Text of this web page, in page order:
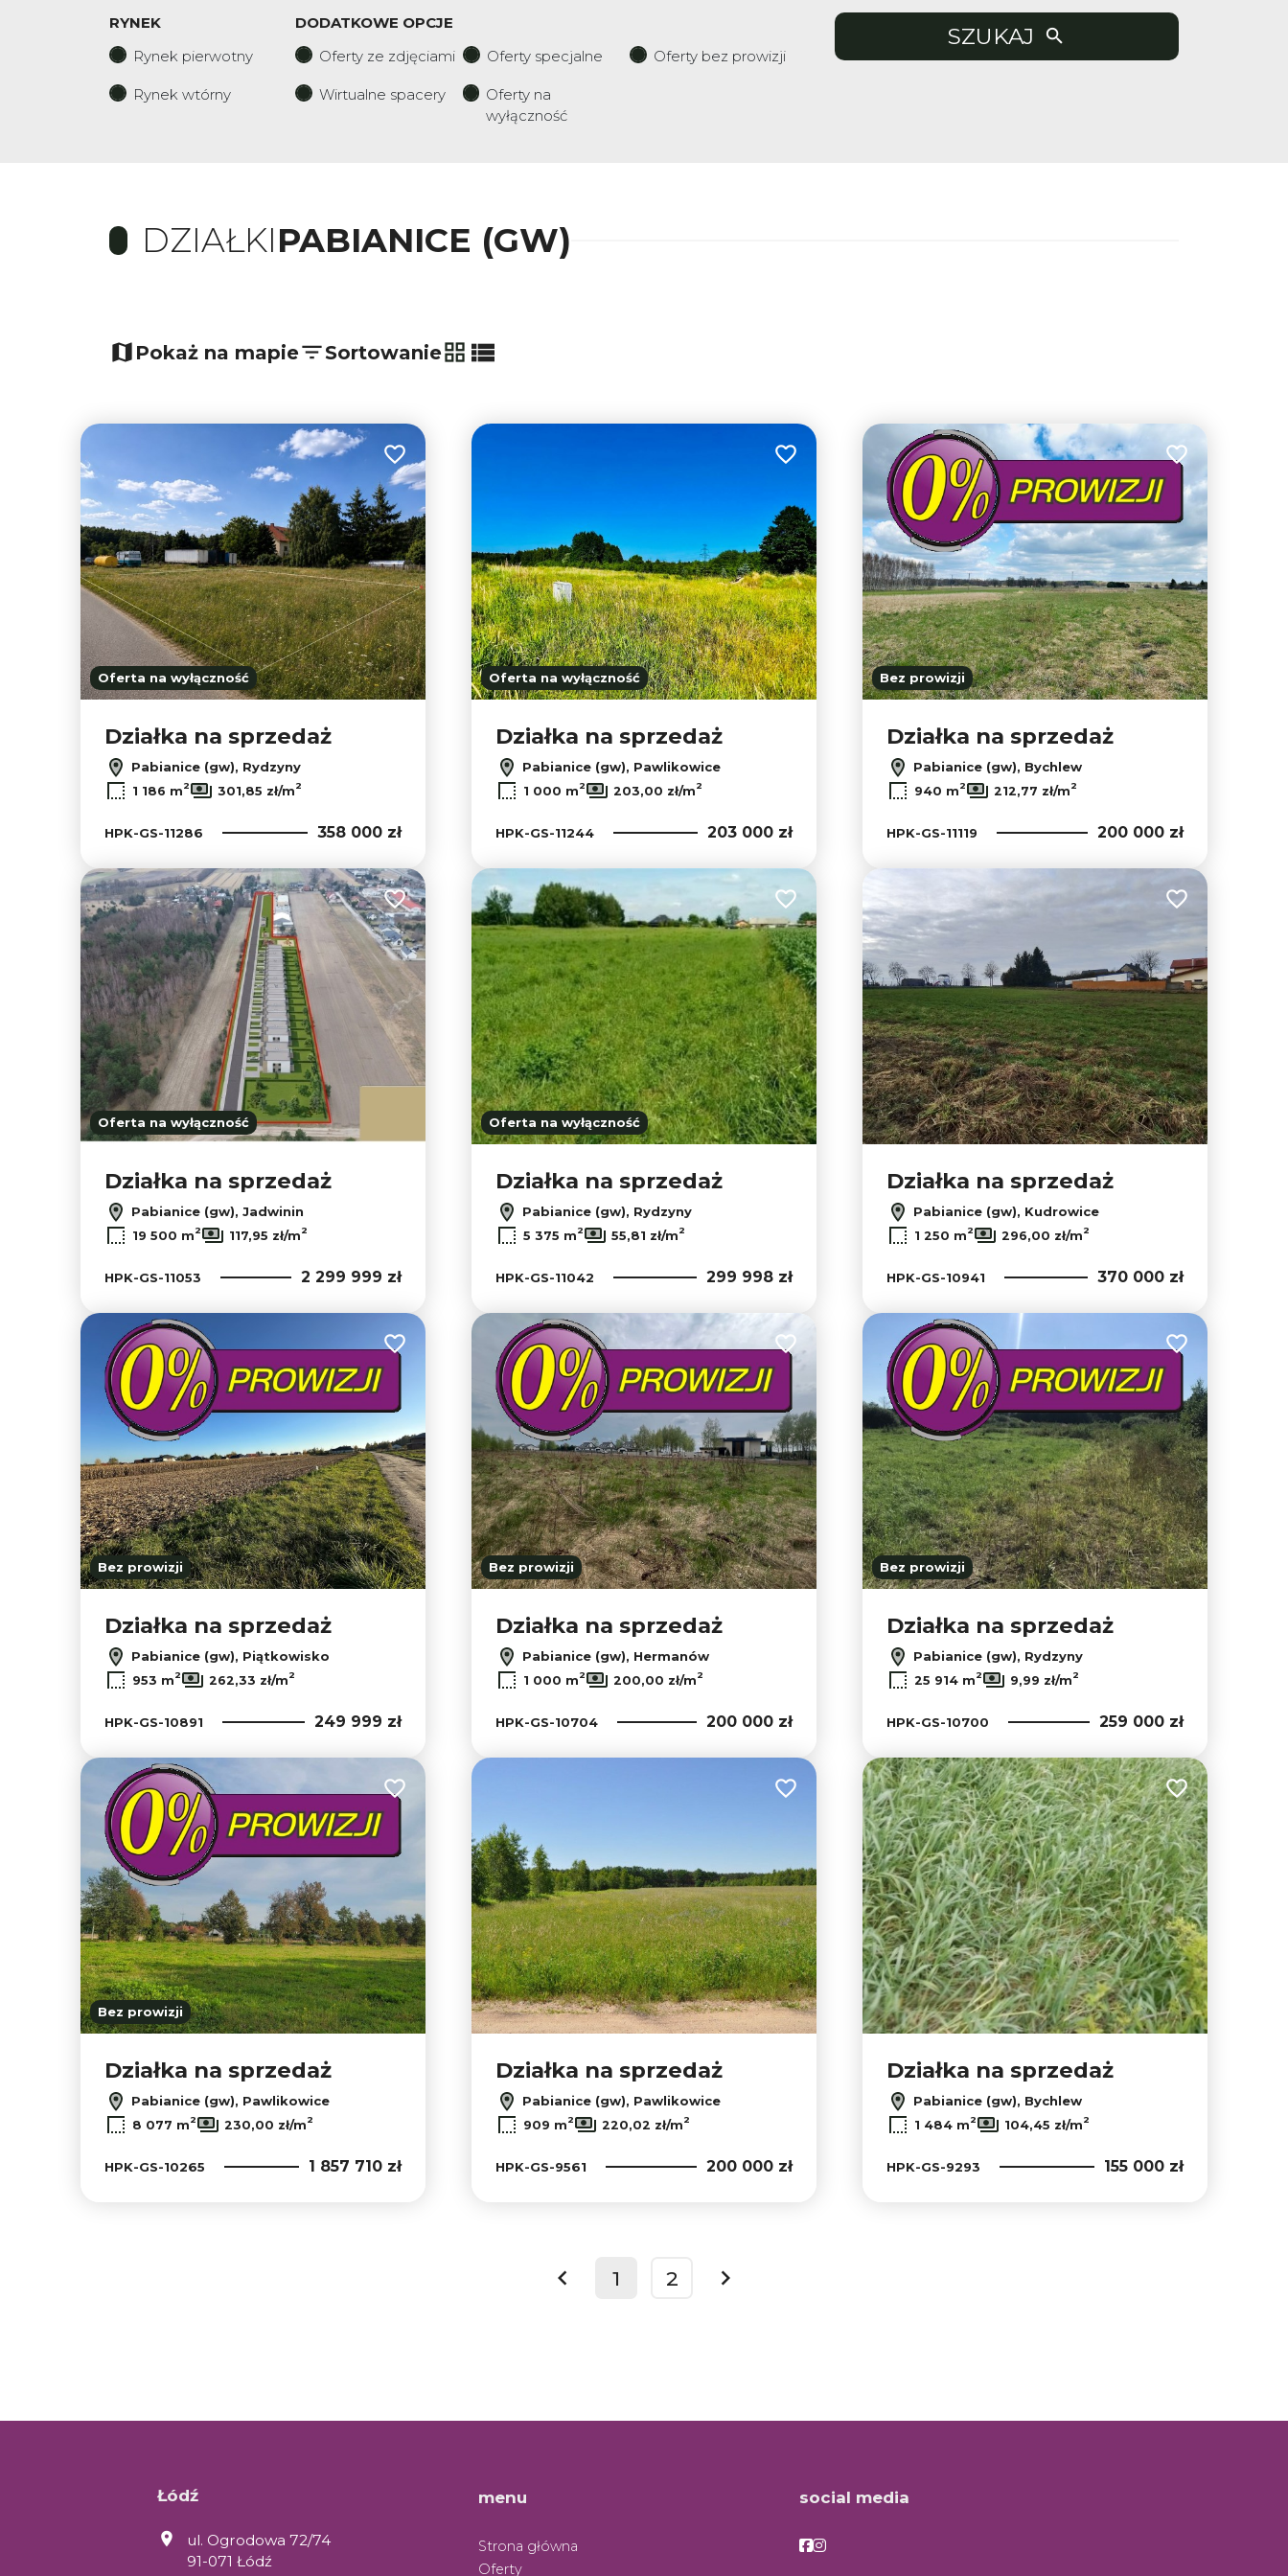
RYNEK
Rynek pierwotny
Rynek wtórny
DODATKOWE OPCJE
Oferty ze zdjęciami
Oferty specjalne Oferty bez prowizji
Wirtualne spacery
Oferty na
wyłączność
SZUKAJ
DZIAŁKIPABIANICE (GW)
2
2
3
−
Leaflet|© OpenMapTiles© OpenStreetMap contributors
Pokaż na mapie Sortowanie
tabela
lista
Oferta na wyłączność
Dodaj do ulubionych
Działka na sprzedaż
Pabianice (gw), Rydzyny
1 186 m2 301,85 zł/m2
HPK-GS-11286 358 000 zł
Oferta na wyłączność
Dodaj do ulubionych
Działka na sprzedaż
Pabianice (gw), Pawlikowice
1 000 m2 203,00 zł/m2
HPK-GS-11244 203 000 zł
Bez prowizji
Dodaj do
Działka na sprzedaż
Pabianice (gw), Bychlew
940 m2 212,77 zł/m2
HPK-GS-11119 200 000 zł
Oferta na wyłączność
Dodaj do ulubionych
Działka na sprzedaż
Pabianice (gw), Jadwinin
19 500 m2 117,95 zł/m2
HPK-GS-11053 2 299 999 zł
Oferta na wyłączność
Dodaj do ulubionych
Działka na sprzedaż
Pabianice (gw), Rydzyny
5 375 m2 55,81 zł/m2
HPK-GS-11042 299 998 zł
Dodaj do
Działka na sprzedaż
Pabianice (gw), Kudrowice
1 250 m2 296,00 zł/m2
HPK-GS-10941 370 000 zł
Bez prowizji
Dodaj do ulubionych
Działka na sprzedaż
Pabianice (gw), Piątkowisko
953 m2 262,33 zł/m2
HPK-GS-10891 249 999 zł
Bez prowizji
Dodaj do ulubionych
Działka na sprzedaż
Pabianice (gw), Hermanów
1 000 m2 200,00 zł/m2
HPK-GS-10704 200 000 zł
Bez prowizji
Dodaj do
Działka na sprzedaż
Pabianice (gw), Rydzyny
25 914 m2 9,99 zł/m2
HPK-GS-10700 259 000 zł
Bez prowizji
Dodaj do ulubionych
Działka na sprzedaż
Pabianice (gw), Pawlikowice
8 077 m2 230,00 zł/m2
HPK-GS-10265 1 857 710 zł
Dodaj do ulubionych
Działka na sprzedaż
Pabianice (gw), Pawlikowice
909 m2 220,02 zł/m2
HPK-GS-9561 200 000 zł
Dodaj do
Działka na sprzedaż
Pabianice (gw), Bychlew
1 484 m2 104,45 zł/m2
HPK-GS-9293 155 000 zł
prev
1 2
next
Łódź
ul. Ogrodowa 72/74
91-071 Łódź
menu
Strona główna
Oferty
social media
Facebook
Facebook